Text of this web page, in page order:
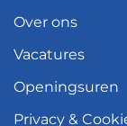
Over ons
Vacatures
Openingsuren
Privacy &